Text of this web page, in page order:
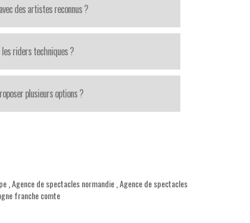
des artistes reconnus ?
les riders techniques ?
plusieurs options ?
, Agence de spectacles normandie, Agence de spectacles
franche comte